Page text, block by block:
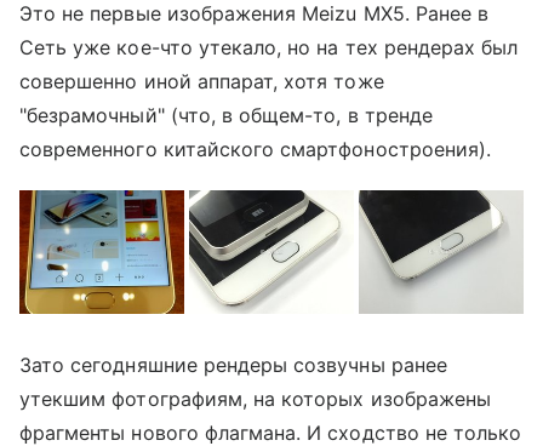
Это не первые изображения Meizu MX5. Ранее в
Сеть уже кое-что утекало, но на тех рендерах был
совершенно иной аппарат, хотя тоже
"безрамочный" (что, в общем-то, в тренде
современного китайского смартфоностроения).
Зато сегодняшние рендеры созвучны ранее
утекшим фотографиям, на которых изображены
фрагменты нового флагмана. И сходство не только